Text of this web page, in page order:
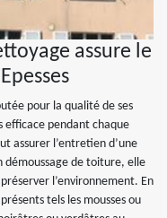
assure le
pour la qualité de ses
efficace pendant chaque
assurer l’entretien d’une
démoussage de toiture, elle
l’environnement. En
tels les mousses ou